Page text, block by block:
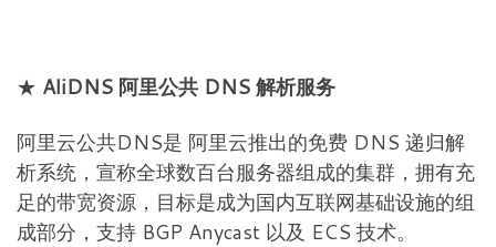
★ AliDNS 阿里公共 DNS 解析服务
阿里云公共DNS是 阿里云推出的免费 DNS 递归解
析系统，宣称全球数百台服务器组成的集群，拥有充
足的带宽资源，目标是成为国内互联网基础设施的组
成部分，支持 BGP Anycast 以及 ECS 技术。